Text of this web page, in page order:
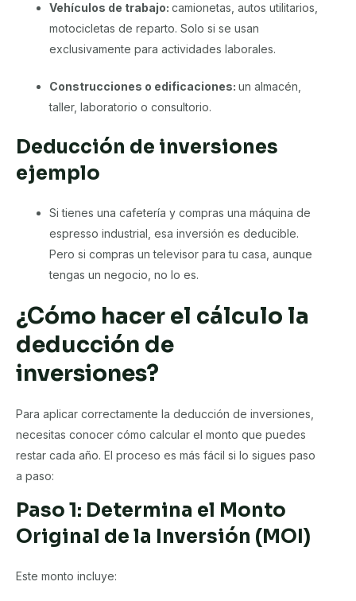
Vehículos de trabajo: camionetas, autos utilitarios,
motocicletas de reparto. Solo si se usan
exclusivamente para actividades laborales.
Construcciones o edificaciones: un almacén,
taller, laboratorio o consultorio.
Deducción de inversiones
ejemplo
Si tienes una cafetería y compras una máquina de
espresso industrial, esa inversión es deducible.
Pero si compras un televisor para tu casa, aunque
tengas un negocio, no lo es.
¿Cómo hacer el cálculo la
deducción de
inversiones?
Para aplicar correctamente la deducción de inversiones,
necesitas conocer cómo calcular el monto que puedes
restar cada año. El proceso es más fácil si lo sigues paso
a paso:
Paso 1: Determina el Monto
Original de la Inversión (MOI)
Este monto incluye: